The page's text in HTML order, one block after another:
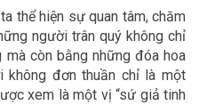
thể hiện sự quan tâm, chăm
người trân quý không chỉ
còn bằng những đóa hoa
không đơn thuần chỉ là một
xem là một vị “sứ giả tinh